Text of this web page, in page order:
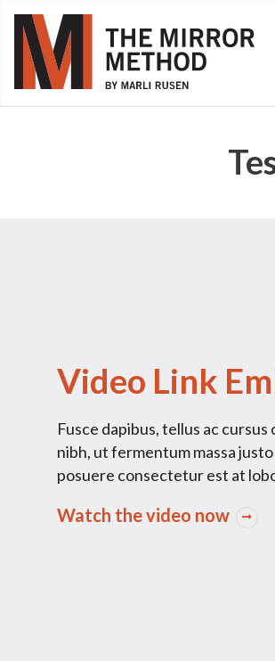
Video Link
Fusce dapibus, tellus ac
nibh, ut fermentum massa
posuere consectetur est at
Watch the video now